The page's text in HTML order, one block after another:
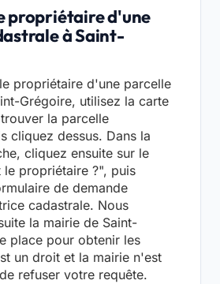
propriétaire d'une
à Saint-
propriétaire d'une parcelle
Grégoire, utilisez la carte
la parcelle
cliquez dessus. Dans la
cliquez ensuite sur le
le propriétaire ?", puis
de demande
cadastrale. Nous
la mairie de Saint-
place pour obtenir les
un droit et la mairie n'est
refuser votre requête.